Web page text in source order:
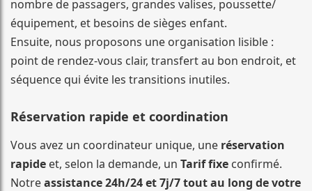
nombre de passagers, grandes valises, poussette/
équipement, et besoins de sièges enfant.
Ensuite, nous proposons une organisation lisible :
point de rendez-vous clair, transfert au bon endroit, et
séquence qui évite les transitions inutiles.
Réservation rapide et coordination
Vous avez un coordinateur unique, une réservation
rapide et, selon la demande, un Tarif fixe confirmé.
Notreassistance 24h/24 et 7j/7 tout au long de votre